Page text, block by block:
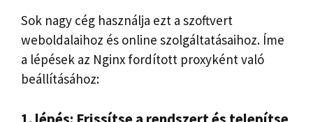
Sok nagy cég használja ezt a szoftvert
weboldalaihoz és online szolgáltatásaihoz. Íme
a lépések az Nginx fordított proxyként való
beállításához: